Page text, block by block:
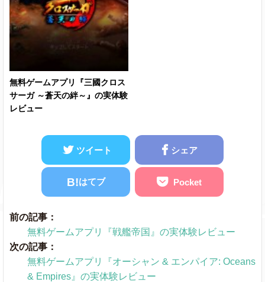
無料ゲームアプリ『三國クロス
サーガ ～蒼天の絆～』の実体験
レビュー
ツイート シェア
B!はてブ Pocket
前の記事：
無料ゲームアプリ『戦艦帝国』の実体験レビュー
次の記事：
無料ゲームアプリ『オーシャン & エンパイア: Oceans
& Empires』の実体験レビュー